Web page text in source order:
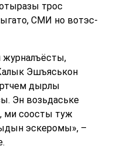
трос
СМИ но вотэс-
Эшъяськон
дырлы
Эн возьдаське
ми соосты туж
эскеромы», –